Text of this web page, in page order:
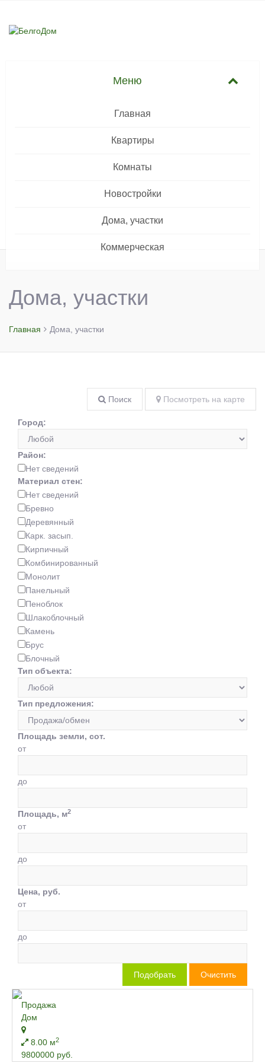
Главная
Квартиры
Комнаты
Новостройки
Дома, участки
Коммерческая
Дома, участки
Главная Дома, участки
Поиск Посмотреть на карте
Город:
Район:
Нет сведений
Материал стен:
Нет сведений
Бревно
Деревянный
Карк. засып.
Кирпичный
Комбинированный
Монолит
Панельный
Пеноблок
Шлакоблочный
Камень
Брус
Блочный
Тип объекта:
Тип предложения:
Площадь земли, сот.
от
до
Площадь, м2
от
до
Цена, руб.
от
до
Продажа
Дом
8.00 м2
9800000 руб.